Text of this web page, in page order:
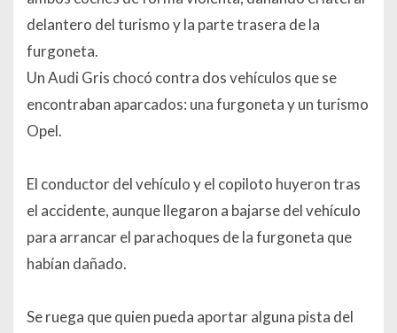
delantero del turismo y la parte trasera de la
furgoneta.
Un Audi Gris chocó contra dos vehículos que se
encontraban aparcados: una furgoneta y un turismo
Opel.
El conductor del vehículo y el copiloto huyeron tras
el accidente, aunque llegaron a bajarse del vehículo
para arrancar el parachoques de la furgoneta que
habían dañado.
Se ruega que quien pueda aportar alguna pista del